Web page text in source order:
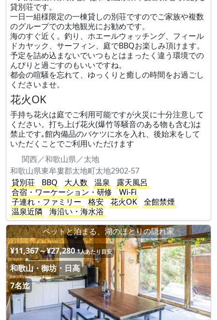
貸別荘です。
一日一組様限定の一棟貸しの別荘ですのでご家族や複数
のグループでの太地観光にお勧めです。
海のすぐ近く。釣り、ホエールウォッチング、フィール
ドカヤック、サーフィン、庭でBBQお楽しみ頂けます。
予定を詰め込まないでいつもとはまったく違う環境での
んびりと過ごすのもいいですね。
都会の喧騒を忘れて、ゆっくりと癒しの時間をお過ごし
くださいませ。
花火OK
手持ち花火は庭でご利用可能ですが火災に十分注意して
ください。打ち上げ花火(爆竹等騒音のある物も含む)は
禁止です｡館内備品のバケツに水を入れ、後始末をして
いただくことでご利用いただけます
関西／和歌山県／太地
和歌山県東牟婁郡太地町太地2902-57
貸別荘
BBQ 大人数 温泉
露天風呂
合宿・ワーケーション・研修
Wi-Fi
子連れ・ファミリー
格安 花火OK
全館禁煙
温泉近隣
海沿い・海水浴
ペットと泊まる、湖のほとりの隠れ家
¥11,367～¥27,280 1人あたり目安
和歌山・御坊・日高
7名迄